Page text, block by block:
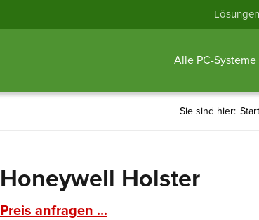
Lösungen
Alle PC-Systeme
Sie sind hier:
Honeywell Holster
Preis anfragen ...